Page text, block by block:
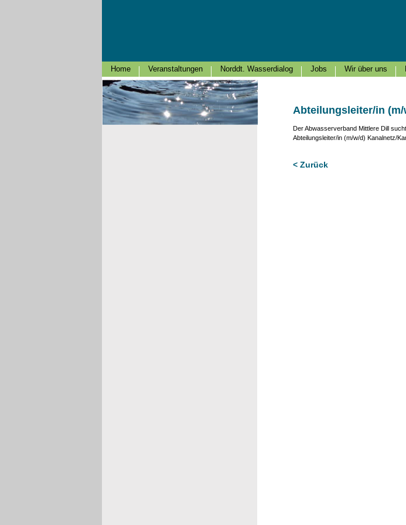
Home Veranstaltungen Norddt. Wasserdialog Jobs Wir über uns
Abteilungsleiter/in (m/
Der Abwasserverband Mittlere Dill
Abteilungsleiter/in (m/w/d) Kanalnetz/
< Zurück